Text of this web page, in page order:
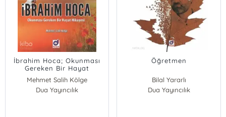
İbrahim Hoca; Okunması
Gereken Bir Hayat
Hikayesi
Mehmet Salih Kölge
Dua Yayıncılık
Öğretmen
Bilal Yararlı
Dua Yayıncılık